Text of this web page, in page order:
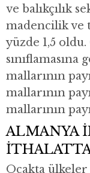
ve balıkçılık
madencilik ve
yüzde 1,5
mallarının
mallarının
mallarının
ALMANYA
Ocakta ülkeler